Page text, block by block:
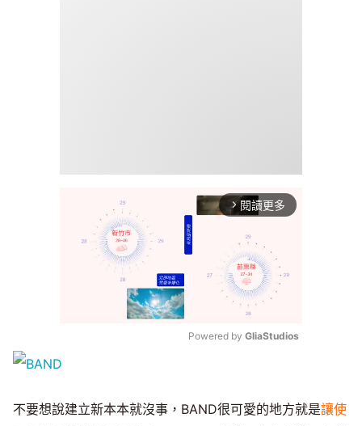
arrow_forward_ios 閱讀更多
Powered by GliaStudios
不要想說建立新本本就沒事，BAND很可愛的地方就是讓使